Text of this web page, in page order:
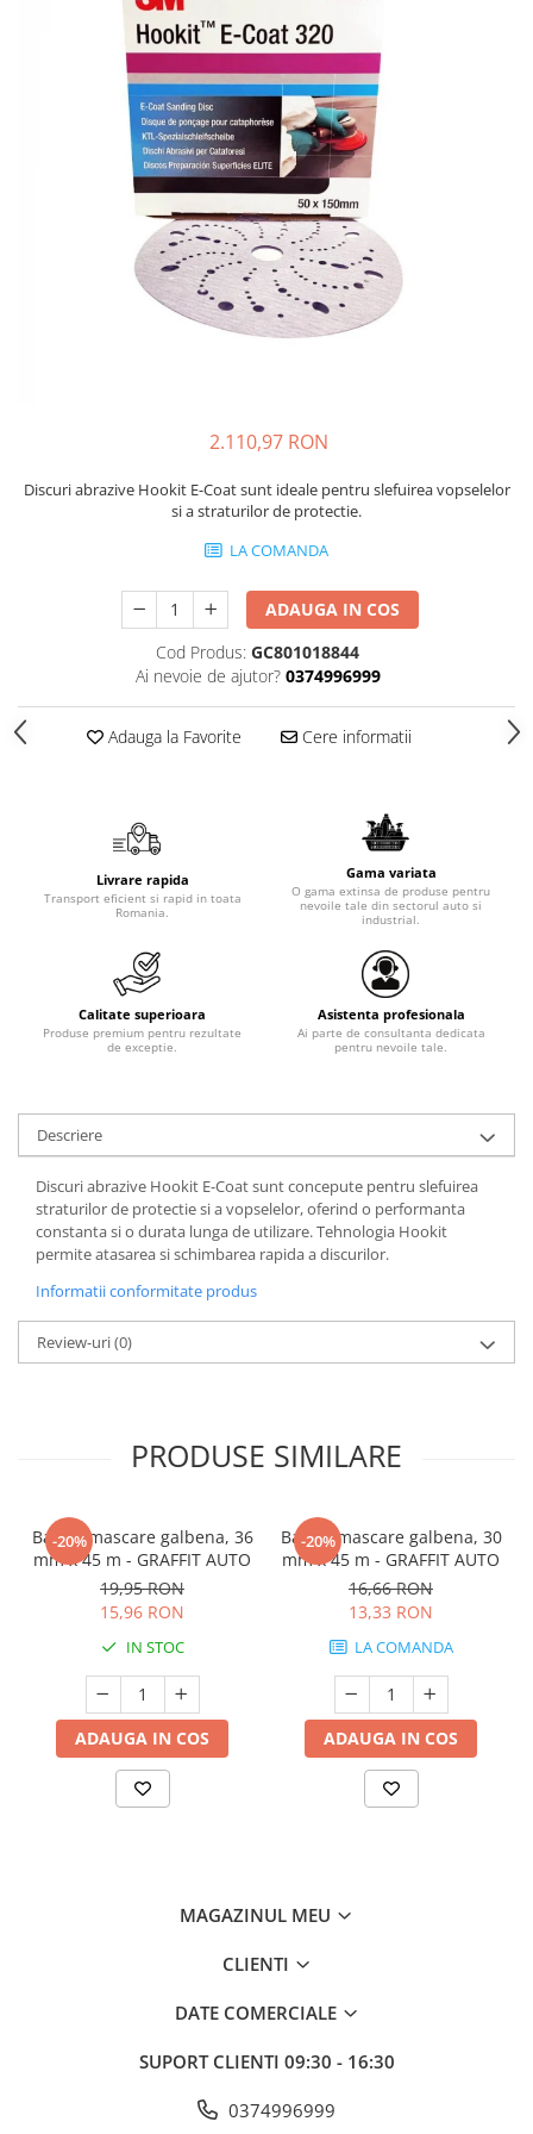
Protectie vizuala
Sisteme si pahare PPS
Pahare de amestec
2.110,97 RON
Discuri abrazive Hookit E-Coat sunt ideale pentru slefuirea vopselelor
si a straturilor de protectie.
LA COMANDA
ADAUGA IN COS
Cod Produs: GC801018844
Ai nevoie de ajutor? 0374996999
Adauga la Favorite Cere informatii
Livrare rapida
Transport eficient si rapid in toata
Romania.
Gama variata
O gama extinsa de produse pentru
nevoile tale din sectorul auto si
industrial.
Calitate superioara
Produse premium pentru rezultate
de exceptie.
Asistenta profesionala
Ai parte de consultanta dedicata
pentru nevoile tale.
Descriere
Discuri abrazive Hookit E-Coat sunt concepute pentru slefuirea
straturilor de protectie si a vopselelor, oferind o performanta
constanta si o durata lunga de utilizare. Tehnologia Hookit
permite atasarea si schimbarea rapida a discurilor.
Informatii conformitate produs
Review-uri(0)
PRODUSE SIMILARE
-20%
Banda mascare galbena, 36
mm x 45 m - GRAFFIT AUTO
19,95 RON
15,96 RON
IN STOC
ADAUGA IN COS
-20%
Banda mascare galbena, 30
mm x 45 m - GRAFFIT AUTO
16,66 RON
13,33 RON
LA COMANDA
ADAUGA IN COS
MAGAZINUL MEU
CLIENTI
DATE COMERCIALE
SUPORT CLIENTI 09:30 - 16:30
0374996999